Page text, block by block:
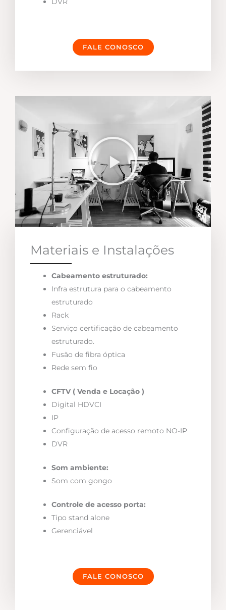
FALE CONOSCO
Materiais e Instalações
Cabeamento estruturado:
Infra estrutura para o cabeamento
estruturado
Rack
Serviço certificação de cabeamento
estruturado.
Fusão de fibra óptica
Rede sem fio
CFTV ( Venda e Locação )
Digital HDVCI
IP
Configuração de acesso remoto NO-IP
DVR
Som ambiente:
Som com gongo
Controle de acesso porta:
Tipo stand alone
Gerenciável
FALE CONOSCO